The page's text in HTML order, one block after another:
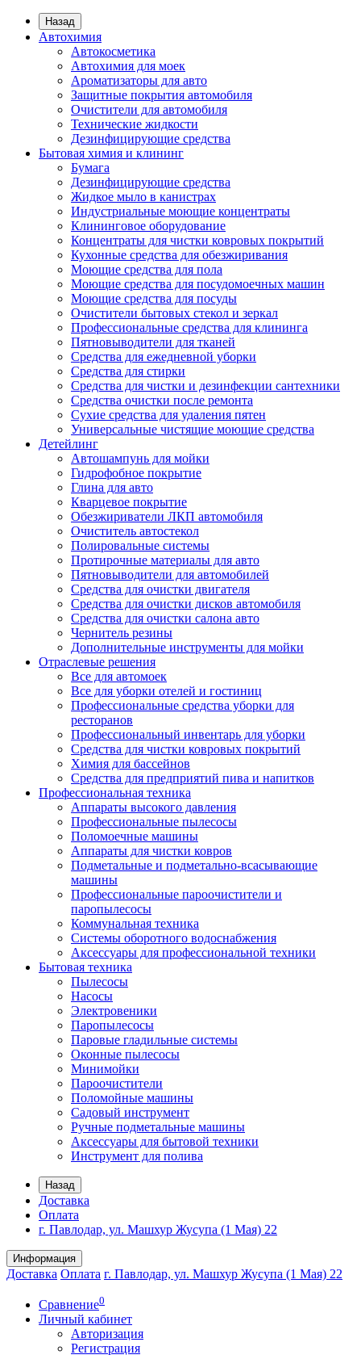
Назад
Автохимия
Автокосметика
Автохимия для моек
Ароматизаторы для авто
Защитные покрытия автомобиля
Очистители для автомобиля
Технические жидкости
Дезинфицирующие средства
Бытовая химия и клининг
Бумага
Дезинфицирующие средства
Жидкое мыло в канистрах
Индустриальные моющие концентраты
Клининговое оборудование
Концентраты для чистки ковровых покрытий
Кухонные средства для обезжиривания
Моющие средства для пола
Моющие средства для посудомоечных машин
Моющие средства для посуды
Очистители бытовых стекол и зеркал
Профессиональные средства для клининга
Пятновыводители для тканей
Средства для ежедневной уборки
Средства для стирки
Средства для чистки и дезинфекции сантехники
Средства очистки после ремонта
Сухие средства для удаления пятен
Универсальные чистящие моющие средства
Детейлинг
Автошампунь для мойки
Гидрофобное покрытие
Глина для авто
Кварцевое покрытие
Обезжириватели ЛКП автомобиля
Очиститель автостекол
Полировальные системы
Протирочные материалы для авто
Пятновыводители для автомобилей
Средства для очистки двигателя
Средства для очистки дисков автомобиля
Средства для очистки салона авто
Чернитель резины
Дополнительные инструменты для мойки
Отраслевые решения
Все для автомоек
Все для уборки отелей и гостиниц
Профессиональные средства уборки для
ресторанов
Профессиональный инвентарь для уборки
Средства для чистки ковровых покрытий
Химия для бассейнов
Cредства для предприятий пива и напитков
Профессиональная техника
Аппараты высокого давления
Профессиональные пылесосы
Поломоечные машины
Аппараты для чистки ковров
Подметальные и подметально-всасывающие
машины
Профессиональные пароочистители и
паропылесосы
Коммунальная техника
Системы оборотного водоснабжения
Аксессуары для профессиональной техники
Бытовая техника
Пылесосы
Насосы
Электровеники
Паропылесосы
Паровые гладильные системы
Оконные пылесосы
Минимойки
Пароочистители
Поломойные машины
Садовый инструмент
Ручные подметальные машины
Аксессуары для бытовой техники
Инструмент для полива
Назад
Доставка
Оплата
г. Павлодар, ул. Машхур Жусупа (1 Мая) 22
Информация
Доставка Оплата г. Павлодар, ул. Машхур Жусупа (1 Мая) 22
Сравнение0
Личный кабинет
Авторизация
Регистрация